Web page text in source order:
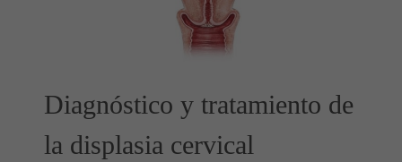
Diagnóstico y tratamiento de
la displasia cervical